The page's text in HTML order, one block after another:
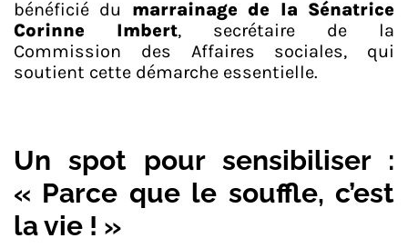
bénéficié du marrainage de la Sénatrice
Corinne Imbert, secrétaire de la
Commission des Affaires sociales, qui
soutient cette démarche essentielle.
Un spot pour sensibiliser :
« Parce que le souffle, c’est
la vie ! »